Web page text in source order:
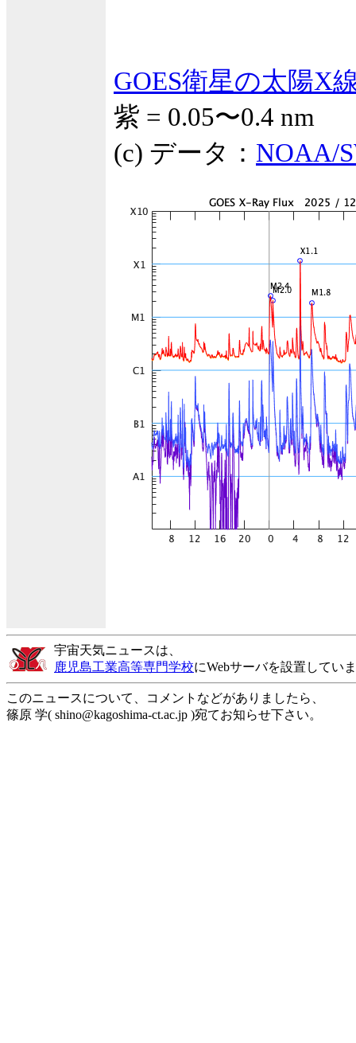
GOES衛星の太陽X
紫 = 0.05〜0.4 nm
(c) データ： NOAA/
宇宙天気ニュースは、
鹿児島工業高等専門学校にWebサーバを設置してい
このニュースについて、コメントなどがありましたら、
篠原 学( shino@kagoshima-ct.ac.jp )宛てお知らせ下さい。